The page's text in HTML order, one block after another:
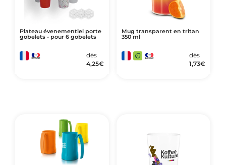
Plateau évenementiel porte
gobelets - pour 6 gobelets
dès
4,25€
Mug transparent en tritan
350 ml
dès
1,73€